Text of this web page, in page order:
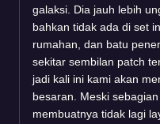
galaksi. Dia jauh lebih
bahkan tidak ada di set
rumahan, dan batu
sekitar sembilan patch
jadi kali ini kami akan
besaran. Meski
membuatnya tidak lagi